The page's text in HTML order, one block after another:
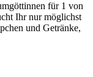
für 1 von
Ihr nur möglichst
und Getränke,